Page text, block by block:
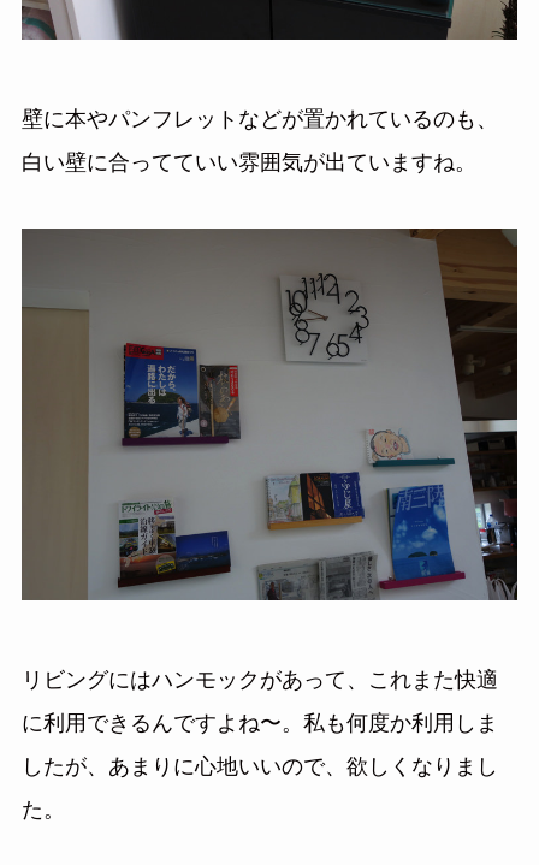
壁に本やパンフレットなどが置かれているのも、
白い壁に合ってていい雰囲気が出ていますね。
リビングにはハンモックがあって、これまた快適
に利用できるんですよね〜。私も何度か利用しま
したが、あまりに心地いいので、欲しくなりまし
た。